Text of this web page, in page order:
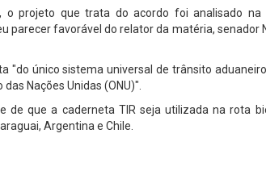
projeto que trata do acordo foi analisado na
parecer favorável do relator da matéria, senador
"do único sistema universal de trânsito
Nações Unidas (ONU)".
de que a caderneta TIR seja utilizada na rota
Argentina e Chile.